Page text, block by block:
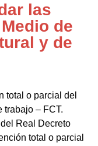
las
de
y de
total o parcial del
trabajo – FCT.
Real Decreto
total o parcial